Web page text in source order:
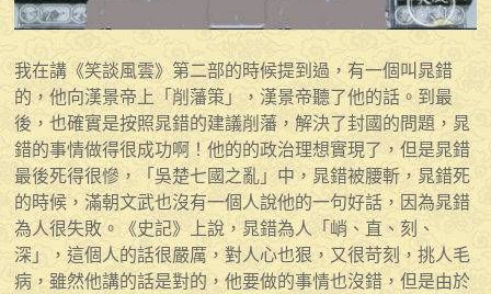
我在講《笑談風雲》第二部的時候提到過，有一個叫晁錯
的，他向漢景帝上「削藩策」，漢景帝聽了他的話。到最
後，也確實是按照晁錯的建議削藩，解決了封國的問題，晁
錯的事情做得很成功啊！他的的政治理想實現了，但是晁錯
最後死得很慘，「吳楚七國之亂」中，晁錯被腰斬，晁錯死
的時候，滿朝文武也沒有一個人說他的一句好話，因為晁錯
為人很失敗。《史記》上說，晁錯為人「峭、直、刻、
深」，這個人的話很嚴厲，對人心也狠，又很苛刻，挑人毛
病，雖然他講的話是對的，他要做的事情也沒錯，但是由於